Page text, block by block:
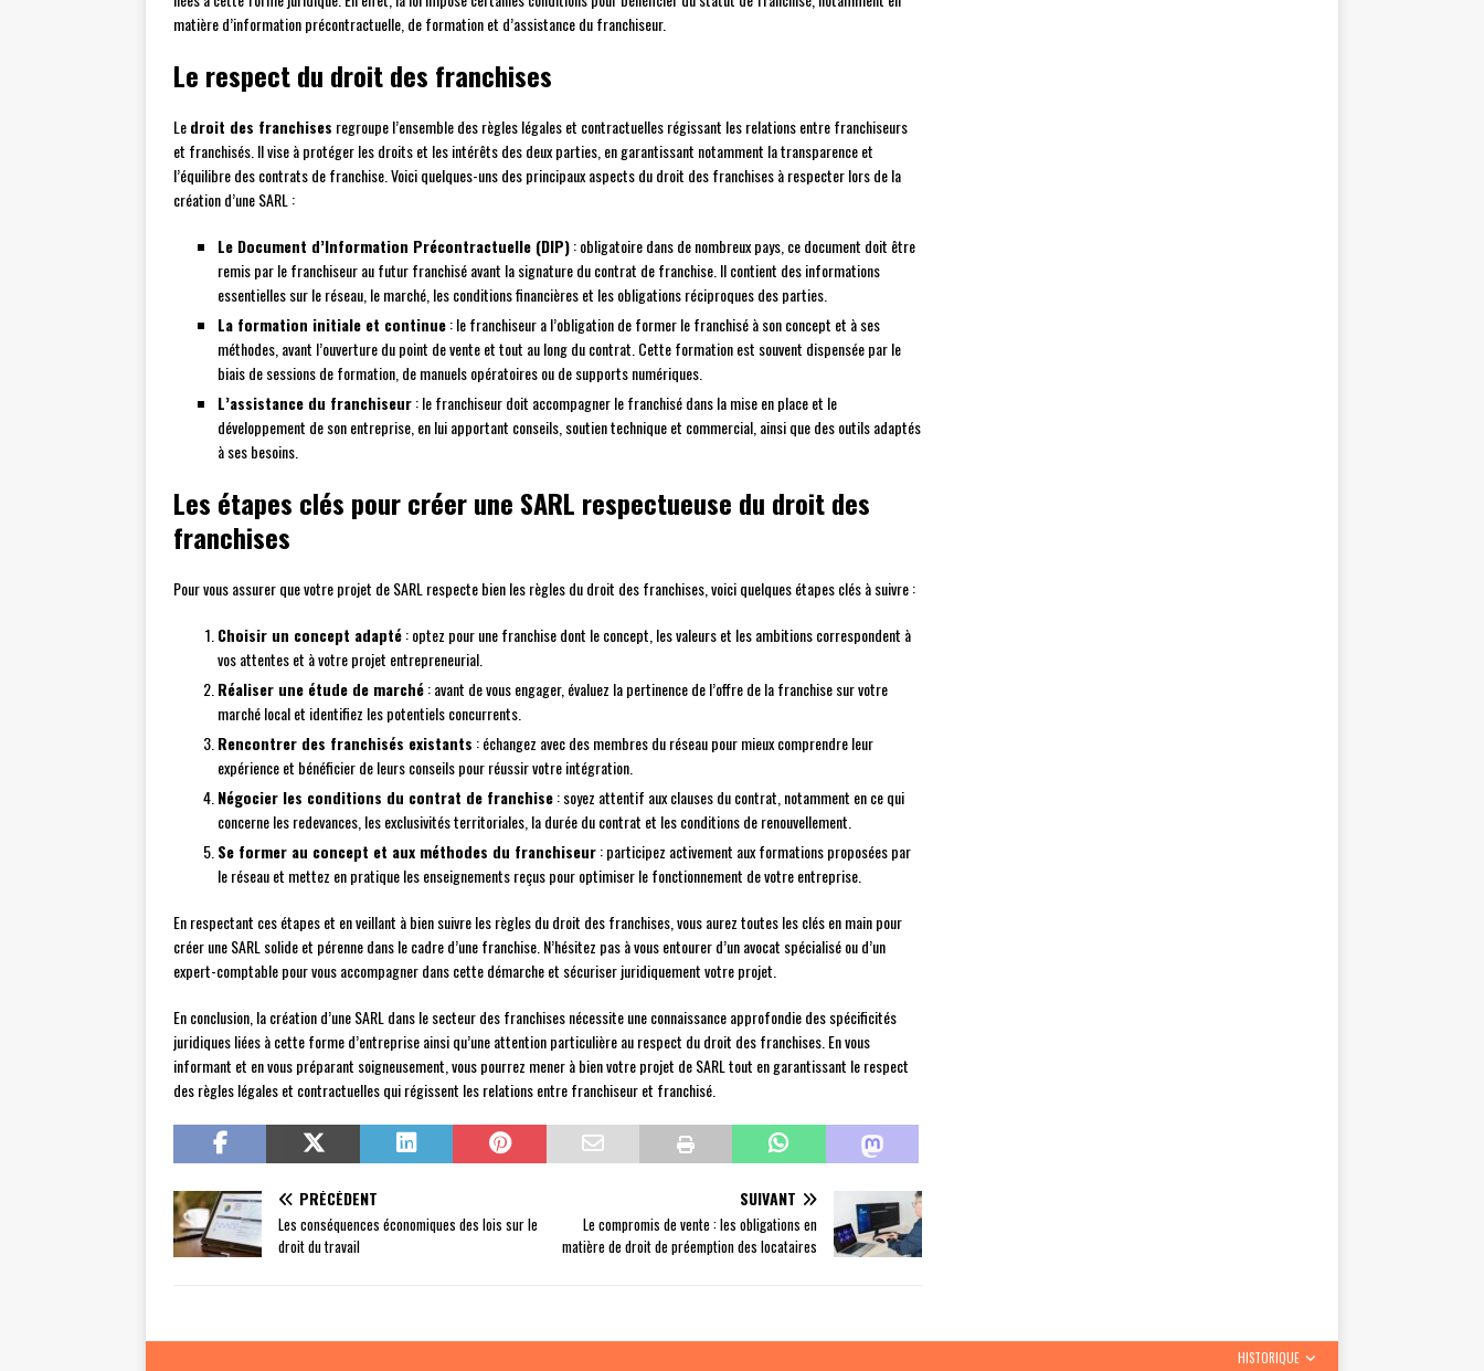
matière d’information précontractuelle, de formation et d’assistance du franchiseur.
Le respect du droit des franchises
Ledroit des franchises regroupe l’ensemble des règles légales et contractuelles régissant les relations entre franchiseurs
et franchisés. Il vise à protéger les droits et les intérêts des deux parties, en garantissant notamment la transparence et
l’équilibre des contrats de franchise. Voici quelques-uns des principaux aspects du droit des franchises à respecter lors de la
création d’une SARL :
Le Document d’Information Précontractuelle (DIP): obligatoire dans de nombreux pays, ce document doit être
remis par le franchiseur au futur franchisé avant la signature du contrat de franchise. Il contient des informations
essentielles sur le réseau, le marché, les conditions financières et les obligations réciproques des parties.
La formation initiale et continue: le franchiseur a l’obligation de former le franchisé à son concept et à ses
méthodes, avant l’ouverture du point de vente et tout au long du contrat. Cette formation est souvent dispensée par le
biais de sessions de formation, de manuels opératoires ou de supports numériques.
L’assistance du franchiseur: le franchiseur doit accompagner le franchisé dans la mise en place et le
développement de son entreprise, en lui apportant conseils, soutien technique et commercial, ainsi que des outils adaptés
à ses besoins.
Les étapes clés pour créer une SARL respectueuse du droit des
franchises
Pour vous assurer que votre projet de SARL respecte bien les règles du droit des franchises, voici quelques étapes clés à suivre :
Choisir un concept adapté: optez pour une franchise dont le concept, les valeurs et les ambitions correspondent à
vos attentes et à votre projet entrepreneurial.
Réaliser une étude de marché: avant de vous engager, évaluez la pertinence de l’offre de la franchise sur votre
marché local et identifiez les potentiels concurrents.
Rencontrer des franchisés existants : échangez avec des membres du réseau pour mieux comprendre leur
expérience et bénéficier de leurs conseils pour réussir votre intégration.
Négocier les conditions du contrat de franchise: soyez attentif aux clauses du contrat, notamment en ce qui
concerne les redevances, les exclusivités territoriales, la durée du contrat et les conditions de renouvellement.
Se former au concept et aux méthodes du franchiseur: participez activement aux formations proposées par
le réseau et mettez en pratique les enseignements reçus pour optimiser le fonctionnement de votre entreprise.
En respectant ces étapes et en veillant à bien suivre les règles du droit des franchises, vous aurez toutes les clés en main pour
créer une SARL solide et pérenne dans le cadre d’une franchise. N’hésitez pas à vous entourer d’un avocat spécialisé ou d’un
expert-comptable pour vous accompagner dans cette démarche et sécuriser juridiquement votre projet.
En conclusion, la création d’une SARL dans le secteur des franchises nécessite une connaissance approfondie des spécificités
juridiques liées à cette forme d’entreprise ainsi qu’une attention particulière au respect du droit des franchises. En vous
informant et en vous préparant soigneusement, vous pourrez mener à bien votre projet de SARL tout en garantissant le respect
des règles légales et contractuelles qui régissent les relations entre franchiseur et franchisé.
PRÉCÉDENT
Les conséquences économiques des lois sur le
droit du travail
SUIVANT
Le compromis de vente : les obligations en
matière de droit de préemption des locataires
HISTORIQUE